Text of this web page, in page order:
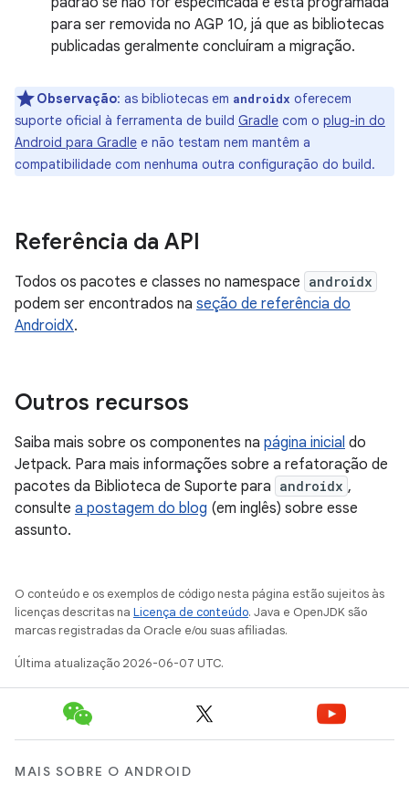
para ser removida no AGP 10, já que as bibliotecas
publicadas geralmente concluíram a migração.
Observação: as bibliotecas em androidx oferecem
suporte oficial à ferramenta de build Gradle com o plug-in do
Android para Gradle e não testam nem mantêm a
compatibilidade com nenhuma outra configuração do build.
Referência da API
Todos os pacotes e classes no namespace androidx
podem ser encontrados na seção de referência do
AndroidX.
Outros recursos
Saiba mais sobre os componentes na página inicial do
Jetpack. Para mais informações sobre a refatoração de
pacotes da Biblioteca de Suporte para androidx ,
consulte a postagem do blog (em inglês) sobre esse
assunto.
O conteúdo e os exemplos de código nesta página estão sujeitos às
licenças descritas na Licença de conteúdo. Java e OpenJDK são
marcas registradas da Oracle e/ou suas afiliadas.
Última atualização 2026-06-07 UTC.
MAIS SOBRE O ANDROID